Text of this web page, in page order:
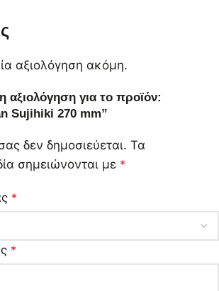
αξιολόγηση ακόμη.
αξιολόγηση για το προϊόν:
Sujihiki 270 mm”
δεν δημοσιεύεται. Τα
σημειώνονται με *
*
*